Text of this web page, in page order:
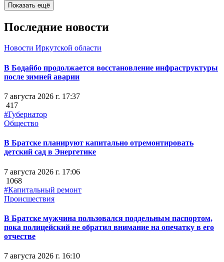
Показать ещё
Последние новости
Новости Иркутской области
В Бодайбо продолжается восстановление инфраструктуры
после зимней аварии
7 августа 2026 г. 17:37
417
#Губернатор
Общество
В Братске планируют капитально отремонтировать
детский сад в Энергетике
7 августа 2026 г. 17:06
1068
#Капитальный ремонт
Происшествия
В Братске мужчина пользовался поддельным паспортом,
пока полицейский не обратил внимание на опечатку в его
отчестве
7 августа 2026 г. 16:10